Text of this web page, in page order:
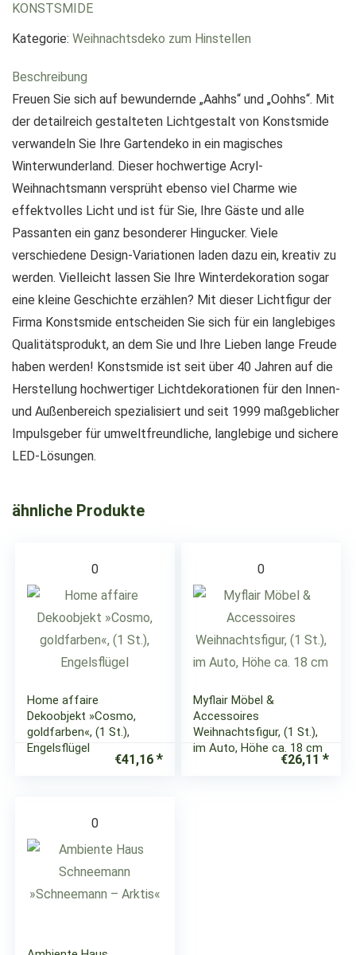
KONSTSMIDE
Kategorie: Weihnachtsdeko zum Hinstellen
Beschreibung
Freuen Sie sich auf bewundernde „Aahhs“ und „Oohhs“. Mit
der detailreich gestalteten Lichtgestalt von Konstsmide
verwandeln Sie Ihre Gartendeko in ein magisches
Winterwunderland. Dieser hochwertige Acryl-
Weihnachtsmann versprüht ebenso viel Charme wie
effektvolles Licht und ist für Sie, Ihre Gäste und alle
Passanten ein ganz besonderer Hingucker. Viele
verschiedene Design-Variationen laden dazu ein, kreativ zu
werden. Vielleicht lassen Sie Ihre Winterdekoration sogar
eine kleine Geschichte erzählen? Mit dieser Lichtfigur der
Firma Konstsmide entscheiden Sie sich für ein langlebiges
Qualitätsprodukt, an dem Sie und Ihre Lieben lange Freude
haben werden! Konstsmide ist seit über 40 Jahren auf die
Herstellung hochwertiger Lichtdekorationen für den Innen-
und Außenbereich spezialisiert und seit 1999 maßgeblicher
Impulsgeber für umweltfreundliche, langlebige und sichere
LED-Lösungen.
ähnliche Produkte
0
Home affaire
Dekoobjekt »Cosmo,
goldfarben«, (1 St.),
Engelsflügel
€41,16
0
Myflair Möbel &
Accessoires
Weihnachtsfigur, (1 St.),
im Auto, Höhe ca. 18 cm
€26,11
0